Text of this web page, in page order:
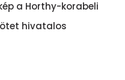
a Horthy-korabeli
hivatalos